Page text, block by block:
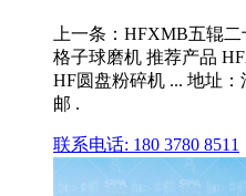
上一条：HFXMB五辊
格子球磨机 推荐产品
HF圆盘粉碎机 ... 地址
邮 .
联系电话: 180 3780 8511